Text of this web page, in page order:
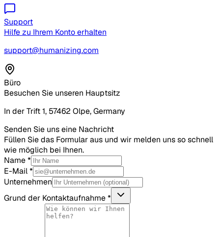
Support
Hilfe zu Ihrem Konto erhalten
support@humanizing.com
Büro
Besuchen Sie unseren Hauptsitz
In der Trift 1, 57462 Olpe, Germany
Senden Sie uns eine Nachricht
Füllen Sie das Formular aus und wir melden uns so schnell
wie möglich bei Ihnen.
Name*
E-Mail*
Unternehmen
Grund der Kontaktaufnahme*